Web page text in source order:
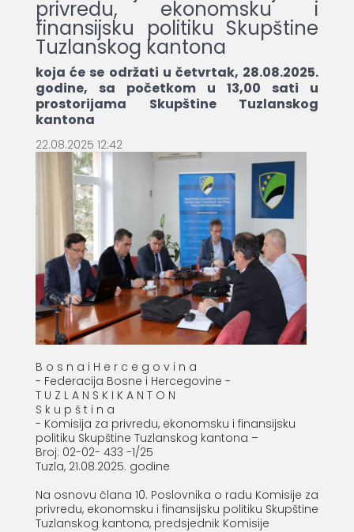
privredu, ekonomsku i
finansijsku politiku Skupštine
Tuzlanskog kantona
koja će se održati u četvrtak, 28.08.2025.
godine, sa početkom u 13,00 sati u
prostorijama Skupštine Tuzlanskog
kantona
22.08.2025 12:42
B o s n a i H e r c e g o v i n a
- Federacija Bosne i Hercegovine -
T U Z L A N S K I K A N T O N
S k u p š t i n a
- Komisija za privredu, ekonomsku i finansijsku
politiku Skupštine Tuzlanskog kantona –
Broj: 02-02- 433 -1/25
Tuzla, 21.08.2025. godine
Na osnovu člana 10. Poslovnika o radu Komisije za
privredu, ekonomsku i finansijsku politiku Skupštine
Tuzlanskog kantona, predsjednik Komisije